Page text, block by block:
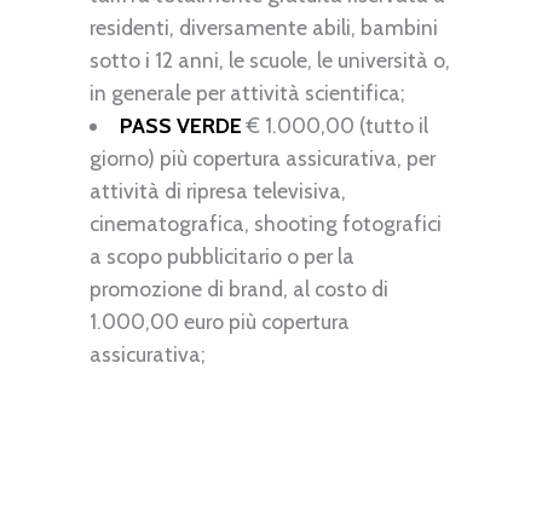
residenti, diversamente abili, bambini
sotto i 12 anni, le scuole, le università o,
in generale per attività scientifica;
PASS VERDE€ 1.000,00 (tutto il
giorno) più copertura assicurativa, per
attività di ripresa televisiva,
cinematografica, shooting fotografici
a scopo pubblicitario o per la
promozione di brand, al costo di
1.000,00 euro più copertura
assicurativa;